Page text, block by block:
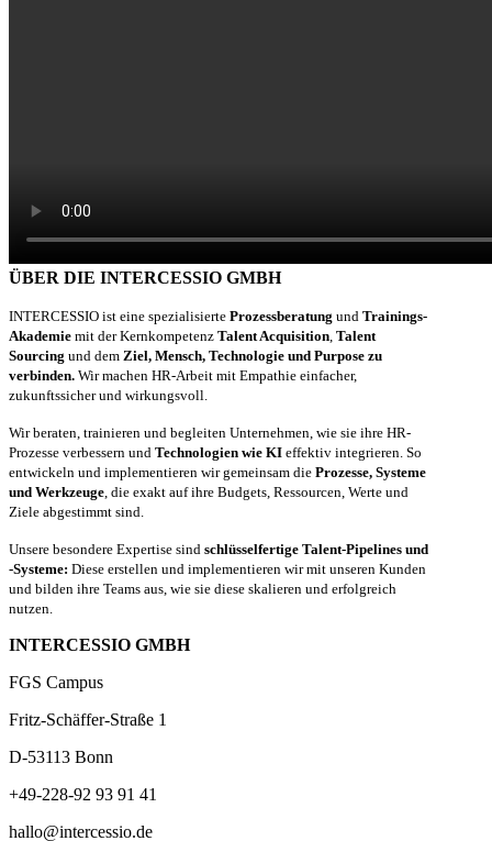
ÜBER DIE INTERCESSIO GMBH
INTERCESSIO ist eine spezialisierte Prozessberatung und Trainings-
Akademie mit der Kernkompetenz Talent Acquisition Talent
Sourcing und dem Ziel, Mensch, Technologie und Purpose zu
verbinden. Wir machen HR-Arbeit mit Empathie einfacher,
zukunftssicher und wirkungsvoll.
Wir beraten, trainieren und begleiten Unternehmen, wie sie ihre HR-
Prozesse verbessern und Technologien wie KI effektiv integrieren. So
entwickeln und implementieren wir gemeinsam die Prozesse, Systeme
und Werkzeuge , die exakt auf ihre Budgets, Ressourcen, Werte und
Ziele abgestimmt sind.
Unsere besondere Expertise sind schlüsselfertige Talent-Pipelines und
-Systeme: Diese erstellen und implementieren wir mit unseren Kunden
und bilden ihre Teams aus, wie sie diese skalieren und erfolgreich
nutzen.
INTERCESSIO GMBH
FGS Campus
Fritz-Schäffer-Straße 1
D-53113 Bonn
+49-228-92 93 91 41
hallo@intercessio.de